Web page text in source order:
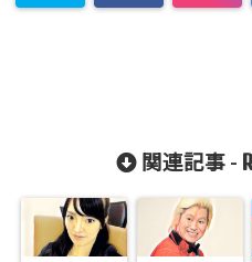
関連記事 -